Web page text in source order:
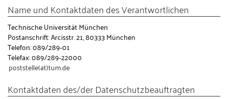
Name und Kontaktdaten des Verantwortlichen
Technische Universität München
Postanschrift: Arcisstr. 21, 80333 München
Telefon: 089/289-01
Telefax: 089/289-22000
poststelle(at)tum.de
Kontaktdaten des/der Datenschutzbeauftragten